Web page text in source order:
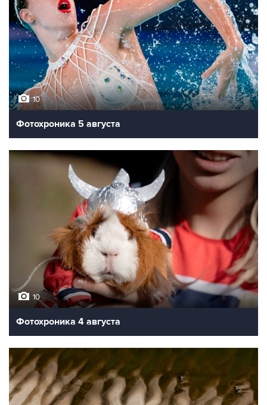
10
Фотохроника 5 августа
10
Фотохроника 4 августа